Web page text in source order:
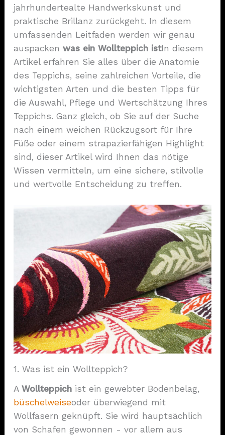
jahrhundertealte Handwerkskunst und
praktische Brillanz zurückgeht. In diesem
umfassenden Leitfaden werden wir genau
auspacken was ein Wollteppich istIn diesem
Artikel erfahren Sie alles über die Anatomie
des Teppichs, seine zahlreichen Vorteile, die
wichtigsten Arten und die besten Tipps für
die Auswahl, Pflege und Wertschätzung Ihres
Teppichs. Ganz gleich, ob Sie auf der Suche
nach einem weichen Rückzugsort für Ihre
Füße oder einem strapazierfähigen Highlight
sind, dieser Artikel wird Ihnen das nötige
Wissen vermitteln, um eine sichere, stilvolle
und wertvolle Entscheidung zu treffen.
1. Was ist ein Wollteppich?
A Wollteppichist ein gewebter Bodenbelag,
büschelweiseoder überwiegend mit
Wollfasern geknüpft. Sie wird hauptsächlich
von Schafen gewonnen - vor allem aus